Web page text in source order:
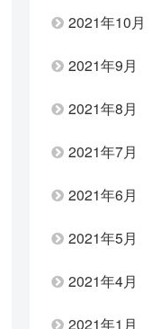
2021年10月
2021年9月
2021年8月
2021年7月
2021年6月
2021年5月
2021年4月
2021年1月